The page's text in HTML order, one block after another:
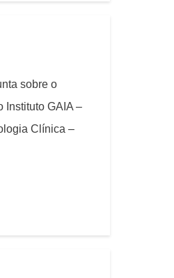
sobre o
Instituto GAIA –
Clínica –